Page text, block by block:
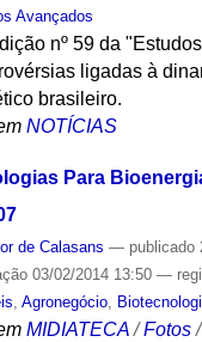
Avançados
nº 59 da
ligadas à
brasileiro.
NOTÍCIAS
Para
de Calasans — publicado
03/02/2014 13:50 —
, Agronegócio,
MIDIATECA /Fotos /